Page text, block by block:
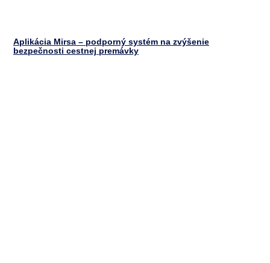
Aplikácia Mirsa – podporný systém na zvýšenie
bezpečnosti cestnej premávky